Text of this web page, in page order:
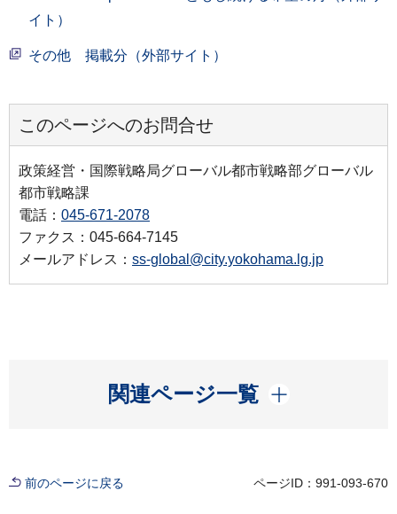
イト）
その他 掲載分（外部サイト）
このページへのお問合せ
政策経営・国際戦略局グローバル都市戦略部グローバル
都市戦略課
電話： 045-671-2078
ファクス：045-664-7145
メールアドレス： ss-global@city.yokohama.lg.jp
関連ページ一覧
開く
前のページに戻る ページID：991-093-670